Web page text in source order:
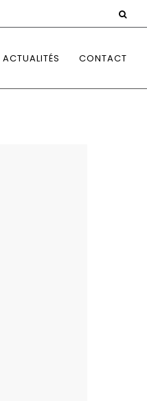
ACTUALITÉS CONTACT